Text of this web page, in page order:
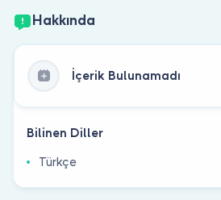
Hakkında
İçerik Bulunamadı
Bilinen Diller
Türkçe